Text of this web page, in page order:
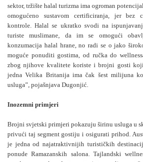
sektor, tržište halal turizma ima ogroman
omogućeno sustavom certificiranja, jer bez
kontrole. Halal se ukratko svodi na
turiste muslimane, da im se omogući
konzumacija halal hrane, no radi se o jako
moguće ponuditi gostima, od ručka do
zbog njihove kvalitete koriste i brojni gosti
jedna Velika Britanija ima čak šest milijuna
usluga”, pojašnjava Dugonjić.
Inozemni primjeri
Brojni svjetski primjeri pokazuju širinu usluga u
privući taj segment gostiju i osigurati prihod.
je jedna od najatraktivnijih turističkih
ponude Ramazanskih salona. Tajlandski